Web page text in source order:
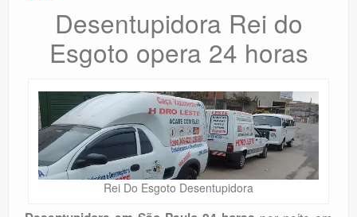
Desentupidora Rei do
Esgoto opera 24 horas
Rei Do Esgoto Desentupidora